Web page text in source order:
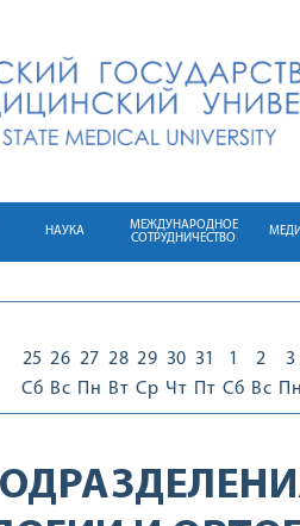
НАУКА
МЕЖДУНАРОДНОЕ
СОТРУДНИЧЕСТВО
25
Сб
26
Вс
27
Пн
28
Вт
29
Ср
30
Чт
31
Пт
1
Сб
2
Вс
3